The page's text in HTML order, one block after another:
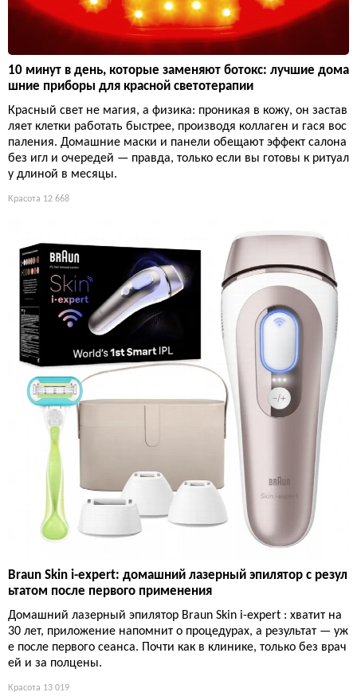
10 минут в день, которые заменяют ботокс: лучшие дома
шние приборы для красной светотерапии
Красный свет не магия, а физика: проникая в кожу, он застав
ляет клетки работать быстрее, производя коллаген и гася вос
паления. Домашние маски и панели обещают эффект салона
без игл и очередей — правда, только если вы готовы к ритуал
у длиной в месяцы.
Красота 12 668
Braun Skin i-expert: домашний лазерный эпилятор с резул
ьтатом после первого применения
Домашний лазерный эпилятор Braun Skin i-expert : хватит на
30 лет, приложение напомнит о процедурах, а результат — уж
е после первого сеанса. Почти как в клинике, только без врач
ей и за полцены.
Красота 13 019